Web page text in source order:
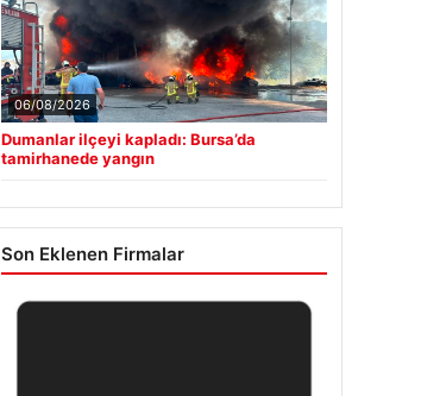
06/08/2026
Dumanlar ilçeyi kapladı: Bursa’da
tamirhanede yangın
Son Eklenen Firmalar